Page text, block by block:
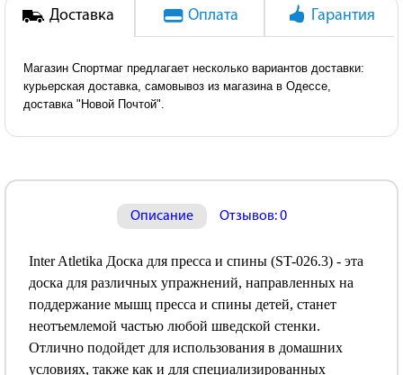
Доставка Оплата Гарантия
Магазин Спортмаг предлагает несколько вариантов доставки:
курьерская доставка, самовывоз из магазина в Одессе,
доставка "Новой Почтой".
Описание Отзывов: 0
Inter Atletika Доска для пресса и спины (ST-026.3) - эта
доска для различных упражнений, направленных на
поддержание мышц пресса и спины детей, станет
неотъемлемой частью любой шведской стенки.
Отлично подойдет для использования в домашних
условиях, также как и для специализированных